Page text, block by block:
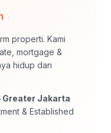
properti. Kami
mortgage &
hidup dan
Greater Jakarta
& Established